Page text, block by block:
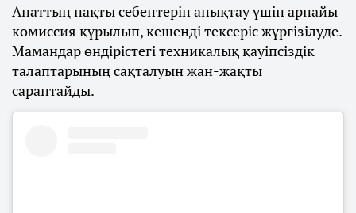
Апаттың нақты себептерін анықтау үшін арнайы
комиссия құрылып, кешенді тексеріс жүргізілуде.
Мамандар өндірістегі техникалық қауіпсіздік
талаптарының сақталуын жан-жақты
сараптайды.